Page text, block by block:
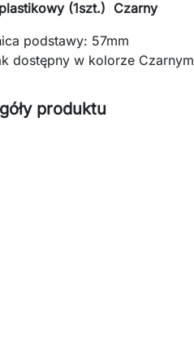
(1szt.) Czarny
podstawy: 57mm
dostępny w kolorze Czarnym
produktu